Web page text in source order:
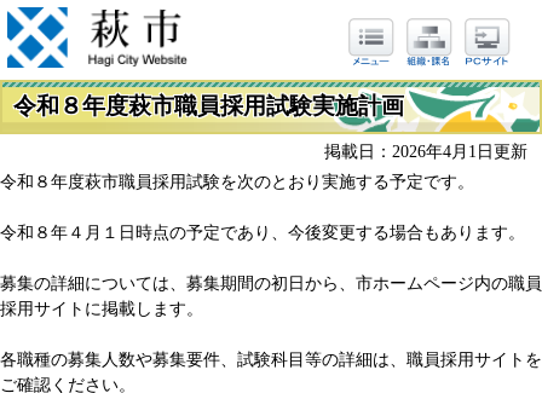
令和８年度萩市職員採用試験実施計画
掲載日：2026年4月1日更新
令和８年度萩市職員採用試験を次のとおり実施する予定です。
令和８年４月１日時点の予定であり、今後変更する場合もあります。
募集の詳細については、募集期間の初日から、市ホームページ内の職員
採用サイトに掲載します。
各職種の募集人数や募集要件、試験科目等の詳細は、職員採用サイトを
ご確認ください。